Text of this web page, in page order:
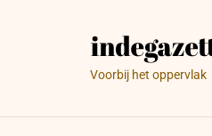
Voorbij het oppervlak